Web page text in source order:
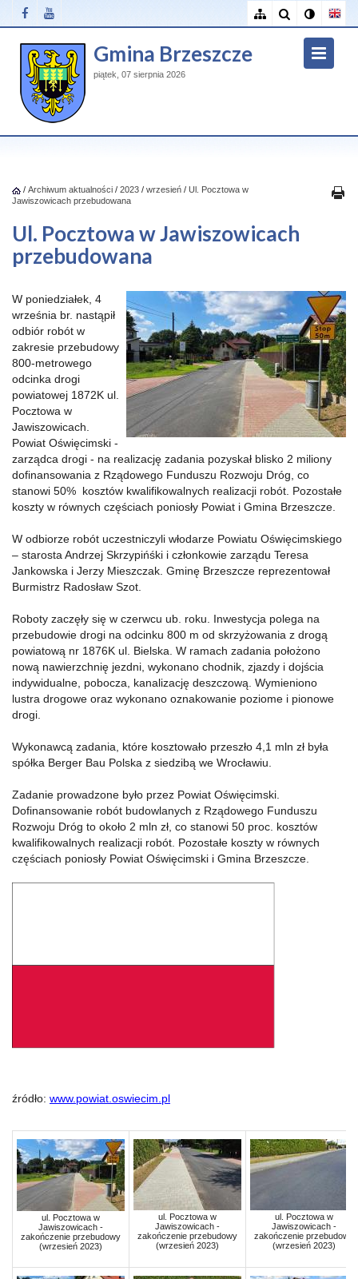
Gmina Brzeszcze
piątek, 07 sierpnia 2026
/ Archiwum aktualności / 2023 / wrzesień / Ul. Pocztowa w
Jawiszowicach przebudowana
Ul. Pocztowa w Jawiszowicach
przebudowana
W poniedziałek, 4
września br. nastąpił
odbiór robót w
zakresie przebudowy
800-metrowego
odcinka drogi
powiatowej 1872K ul.
Pocztowa w
Jawiszowicach.
Powiat Oświęcimski -
zarządca drogi - na realizację zadania pozyskał blisko 2 miliony
dofinansowania z Rządowego Funduszu Rozwoju Dróg, co
stanowi 50% kosztów kwalifikowalnych realizacji robót. Pozostałe
koszty w równych częściach poniosły Powiat i Gmina Brzeszcze.
W odbiorze robót uczestniczyli włodarze Powiatu Oświęcimskiego
– starosta Andrzej Skrzypińśki i członkowie zarządu Teresa
Jankowska i Jerzy Mieszczak. Gminę Brzeszcze reprezentował
Burmistrz Radosław Szot.
Roboty zaczęły się w czerwcu ub. roku. Inwestycja polega na
przebudowie drogi na odcinku 800 m od skrzyżowania z drogą
powiatową nr 1876K ul. Bielska. W ramach zadania położono
nową nawierzchnię jezdni, wykonano chodnik, zjazdy i dojścia
indywidualne, pobocza, kanalizację deszczową. Wymieniono
lustra drogowe oraz wykonano oznakowanie poziome i pionowe
drogi.
Wykonawcą zadania, które kosztowało przeszło 4,1 mln zł była
spółka Berger Bau Polska z siedzibą we Wrocławiu.
Zadanie prowadzone było przez Powiat Oświęcimski.
Dofinansowanie robót budowlanych z Rządowego Funduszu
Rozwoju Dróg to około 2 mln zł, co stanowi 50 proc. kosztów
kwalifikowalnych realizacji robót. Pozostałe koszty w równych
częściach poniosły Powiat Oświęcimski i Gmina Brzeszcze.
źródło: www.powiat.oswiecim.pl
ul. Pocztowa w
Jawiszowicach -
zakończenie przebudowy
(wrzesień 2023)
ul. Pocztowa w
Jawiszowicach -
zakończenie przebudowy
(wrzesień 2023)
ul. Pocztowa w
Jawiszowicach -
zakończenie przebudowy
(wrzesień 2023)